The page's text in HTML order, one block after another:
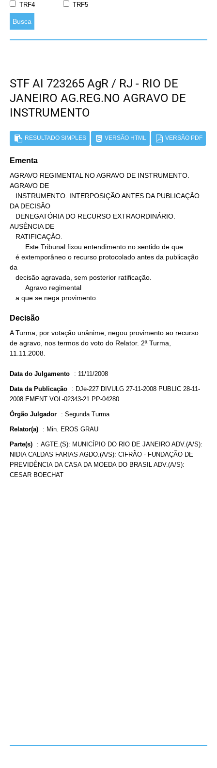
TRF4
TRF5
Busca
STF AI 723265 AgR / RJ - RIO DE
JANEIRO AG.REG.NO AGRAVO DE
INSTRUMENTO
RESULTADO SIMPLES VERSÃO HTML VERSÃO PDF
Ementa
AGRAVO REGIMENTAL NO AGRAVO DE INSTRUMENTO.
AGRAVO DE
DA DECISÃO
AUSÊNCIA DE
da
   a que se nega provimento.
Decisão
A Turma, por votação unânime, negou provimento ao recurso
de agravo, nos termos do voto do Relator. 2ª Turma,
11.11.2008.
Data do Julgamento : 11/11/2008
Data da Publicação : DJe-227 DIVULG 27-11-2008 PUBLIC 28-11-
2008 EMENT VOL-02343-21 PP-04280
Órgão Julgador : Segunda Turma
Relator(a) : Min. EROS GRAU
Parte(s) : AGTE.(S): MUNICÍPIO DO RIO DE JANEIRO ADV.(A/S):
NIDIA CALDAS FARIAS AGDO.(A/S): CIFRÃO - FUNDAÇÃO DE
PREVIDÊNCIA DA CASA DA MOEDA DO BRASIL ADV.(A/S):
CESAR BOECHAT